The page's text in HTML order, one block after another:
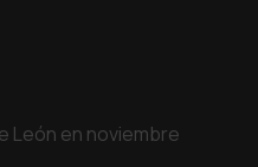
León en noviembre